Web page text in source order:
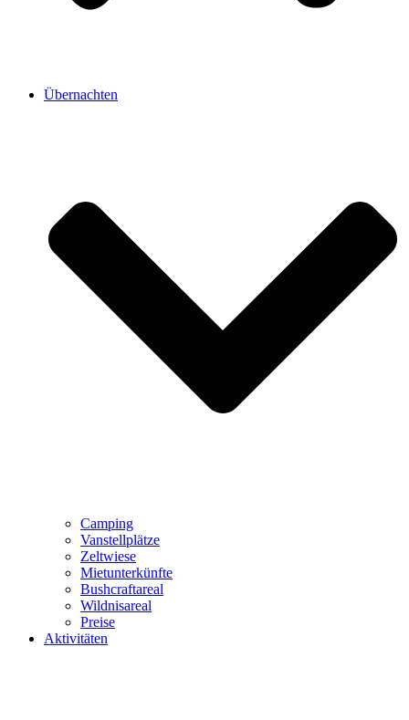
Übernachten
Camping
Vanstellplätze
Zeltwiese
Mietunterkünfte
Bushcraftareal
Wildnisareal
Preise
Aktivitäten